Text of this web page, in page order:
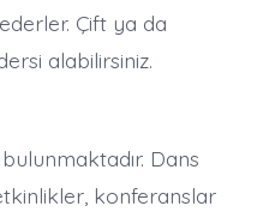
Çift ya da
alabilirsiniz.
Dans
konferanslar